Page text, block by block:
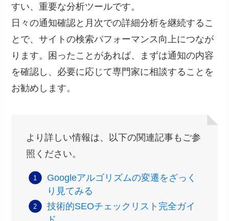
すい、重要な分析ツールです。
日々の通知確認と月次での詳細分析を継続するこ
とで、サイトの検索パフォーマンス向上につなが
ります。困ったことがあれば、まずは通知の内容
を確認し、必要に応じて専門家に相談することを
お勧めします。
より詳しい情報は、以下の関連記事もご参
照ください。
Googleアルゴリズムの変遷をざっく
り見てみる
技術的SEOチェックリスト完全ガイ